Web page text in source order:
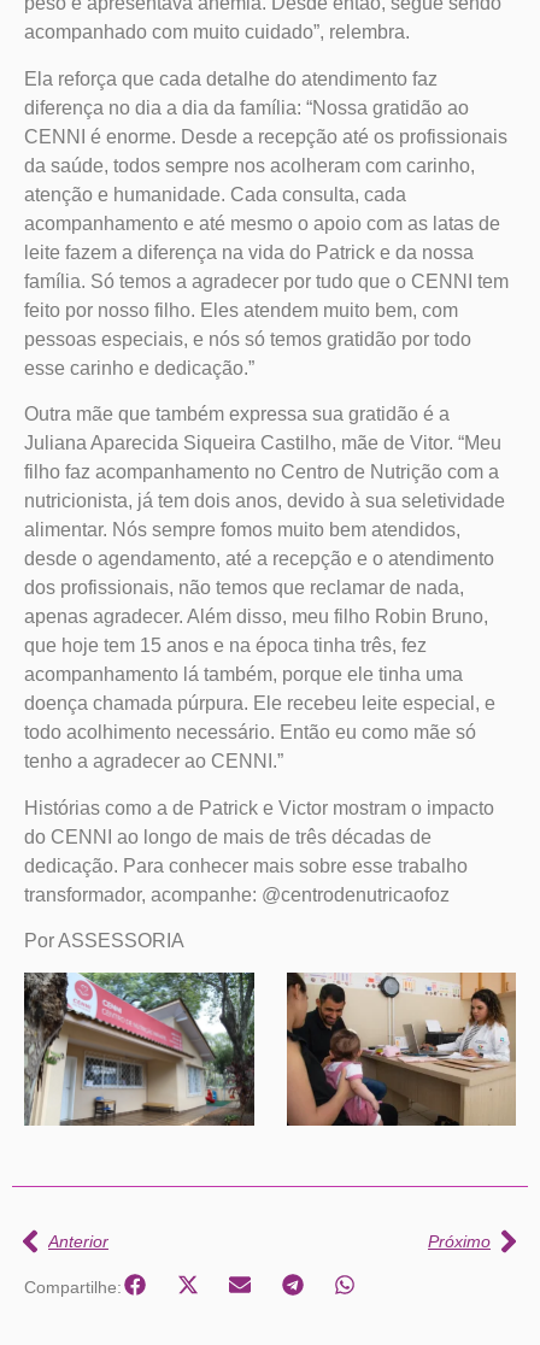
acompanhado com muito cuidado”, relembra.
Ela reforça que cada detalhe do atendimento faz
diferença no dia a dia da família: “Nossa gratidão ao
CENNI é enorme. Desde a recepção até os profissionais
da saúde, todos sempre nos acolheram com carinho,
atenção e humanidade. Cada consulta, cada
acompanhamento e até mesmo o apoio com as latas de
leite fazem a diferença na vida do Patrick e da nossa
família. Só temos a agradecer por tudo que o CENNI tem
feito por nosso filho. Eles atendem muito bem, com
pessoas especiais, e nós só temos gratidão por todo
esse carinho e dedicação.”
Outra mãe que também expressa sua gratidão é a
Juliana Aparecida Siqueira Castilho, mãe de Vitor. “Meu
filho faz acompanhamento no Centro de Nutrição com a
nutricionista, já tem dois anos, devido à sua seletividade
alimentar. Nós sempre fomos muito bem atendidos,
desde o agendamento, até a recepção e o atendimento
dos profissionais, não temos que reclamar de nada,
apenas agradecer. Além disso, meu filho Robin Bruno,
que hoje tem 15 anos e na época tinha três, fez
acompanhamento lá também, porque ele tinha uma
doença chamada púrpura. Ele recebeu leite especial, e
todo acolhimento necessário. Então eu como mãe só
tenho a agradecer ao CENNI.”
Histórias como a de Patrick e Victor mostram o impacto
do CENNI ao longo de mais de três décadas de
dedicação. Para conhecer mais sobre esse trabalho
transformador, acompanhe: @centrodenutricaofoz
Por ASSESSORIA
Anterior Próximo
Compartilhe: